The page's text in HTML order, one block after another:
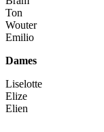
Ton
Wouter
Emilio
Dames
Liselotte
Elize
Elien